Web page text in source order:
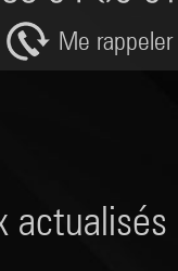
Me rappeler
actualisés